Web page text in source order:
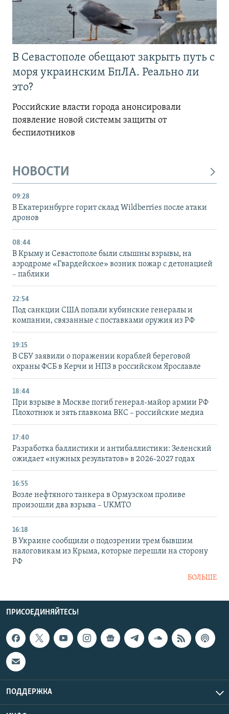
В Севастополе обещают закрыть путь с
моря украинским БпЛА. Реально ли
это?
Российские власти города анонсировали
появление новой системы защиты от
беспилотников
НОВОСТИ
09:28
В Екатеринбурге горит склад Wildberries после атаки
дронов
08:44
В Крыму и Севастополе были слышны взрывы, на
аэродроме «Гвардейское» возник пожар с детонацией
– паблики
22:54
Под санкции США попали кубинские генералы и
компании, связанные с поставками оружия из РФ
19:15
В СБУ заявили о поражении кораблей береговой
охраны ФСБ в Керчи и НПЗ в российском Ярославле
18:44
При взрыве в Москве погиб генерал-майор армии РФ
Плохотнюк и зять главкома ВКС – российские медиа
17:40
Разработка баллистики и антибаллистики: Зеленский
ожидает «нужных результатов» в 2026-2027 годах
16:55
Возле нефтяного танкера в Ормузском проливе
произошли два взрыва – UKMTO
16:18
В Украине сообщили о подозрении трем бывшим
налоговикам из Крыма, которые перешли на сторону
РФ
БОЛЬШЕ
ПРИСОЕДИНЯЙТЕСЬ!
ПОДДЕРЖКА